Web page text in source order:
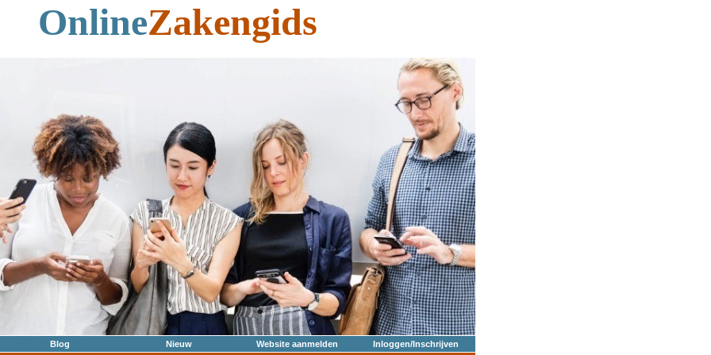
OnlineZakengids
Blog Nieuw Website aanmelden
Inloggen/Inschrijven